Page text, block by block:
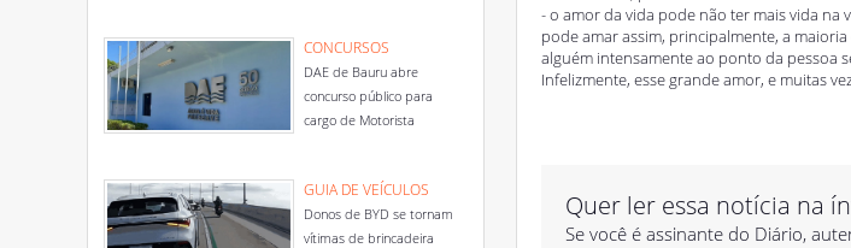
CONCURSOS
DAE de Bauru abre
concurso público para
cargo de Motorista
GUIA DE VEÍCULOS
Donos de BYD se tornam
vítimas de brincadeira
- o amor da vida pode não ter mais vida
pode amar assim, principalmente, a
alguém intensamente ao ponto da pessoa
Infelizmente, esse grande amor, e muitas
Quer ler essa notícia na
Se você é assinante do Diário,